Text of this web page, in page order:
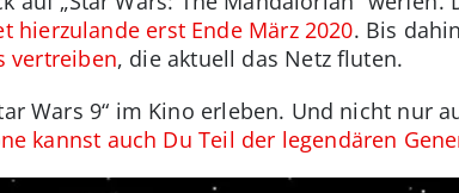
hierzulande erst Ende März 2020. Bis
vertreiben, die aktuell das Netz fluten.
Wars 9“ im Kino erleben. Und nicht nur
kannst auch Du Teil der legendären